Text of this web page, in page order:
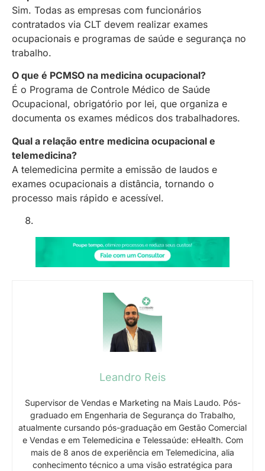
Sim. Todas as empresas com funcionários
contratados via CLT devem realizar exames
ocupacionais e programas de saúde e segurança no
trabalho.
O que é PCMSO na medicina ocupacional?
É o Programa de Controle Médico de Saúde
Ocupacional, obrigatório por lei, que organiza e
documenta os exames médicos dos trabalhadores.
Qual a relação entre medicina ocupacional e
telemedicina?
A telemedicina permite a emissão de laudos e
exames ocupacionais a distância, tornando o
processo mais rápido e acessível.
Leandro Reis
Supervisor de Vendas e Marketing na Mais Laudo. Pós-
graduado em Engenharia de Segurança do Trabalho,
atualmente cursando pós-graduação em Gestão Comercial
e Vendas e em Telemedicina e Telessaúde: eHealth. Com
mais de 8 anos de experiência em Telemedicina, alia
conhecimento técnico a uma visão estratégica para